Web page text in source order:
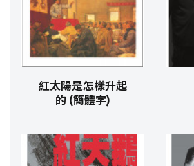
紅太陽是怎樣升起
的 (簡體字)